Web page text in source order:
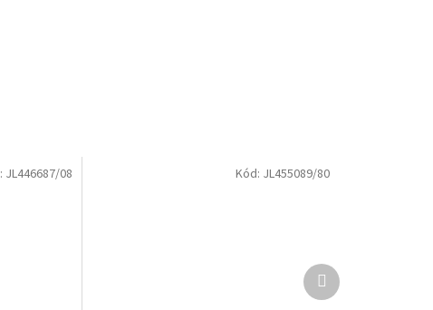
JL446687/08 Kód: JL455089/80
Další
produkt